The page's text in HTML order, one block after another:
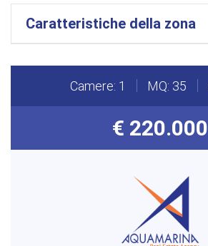
Caratteristiche della zona
Camere: 1 MQ: 35
€ 220.000